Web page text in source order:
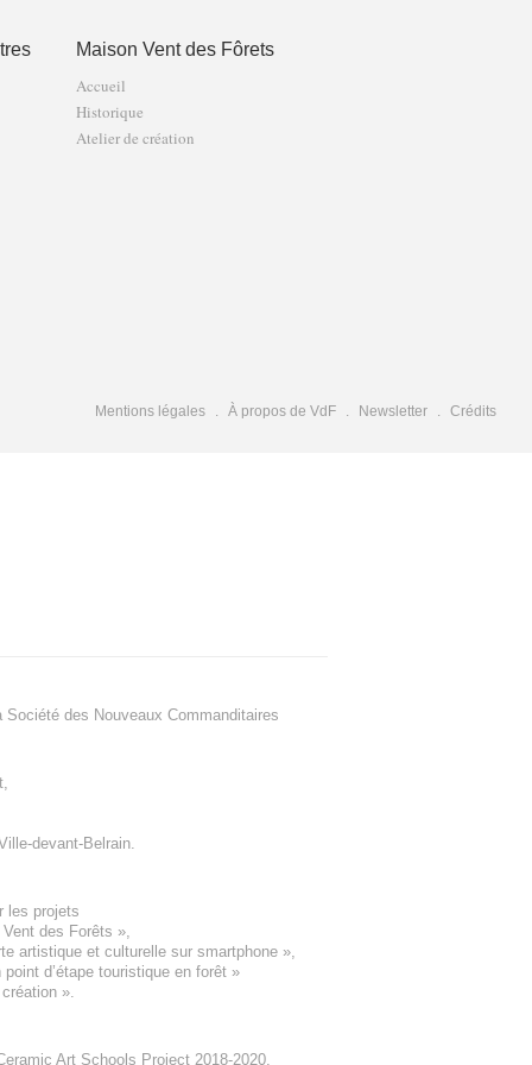
Maison Vent des Fôrets
Accueil
Historique
Atelier de création
Mentions légales À propos de VdF Newsletter Crédits
Société des Nouveaux Commanditaires
,
devant-Belrain.
les projets
des Forêts »,
artistique et culturelle sur smartphone »,
point d’étape touristique en forêt »
création ».
Art Schools Project 2018-2020,